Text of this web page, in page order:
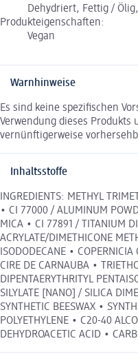
Dehydriert, Fettig /
Produkteigenschaften:
Vegan
Warnhinweise
Es sind keine spezifischen
Verwendung dieses
vernünftigerweise
Inhaltsstoffe
INGREDIENTS: METHYL
• CI 77000 / ALUMINUM
MICA • CI 77891 / TITANIUM
ACRYLATE/DIMETHICONE
ISODODECANE •
CIRE DE CARNAUBA •
DIPENTAERYTHRITYL
SILYLATE [NANO] / SILICA
SYNTHETIC BEESWAX •
POLYETHYLENE • C20-40
DEHYDROACETIC ACID •